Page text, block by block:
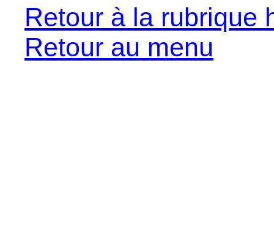
Retour à la rubrique
Retour au menu